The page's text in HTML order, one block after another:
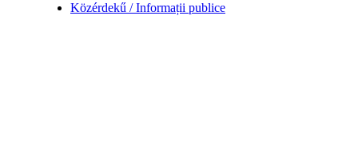
Közérdekű / Informații publice